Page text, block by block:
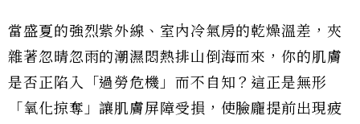
當盛夏的強烈紫外線、室內冷氣房的乾燥溫差，夾
雜著忽晴忽雨的潮濕悶熱排山倒海而來，你的肌膚
是否正陷入「過勞危機」而不自知？這正是無形
「氧化掠奪」讓肌膚屏障受損，使臉龐提前出現疲